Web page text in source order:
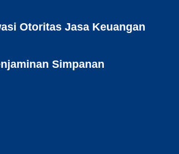
Otoritas Jasa Keuangan
Simpanan